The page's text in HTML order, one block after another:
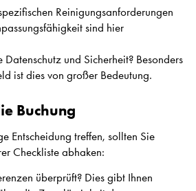
Reinigungsanforderungen
sind hier
und Sicherheit? Besonders
ist dies von großer Bedeutung.
Buchung
Entscheidung treffen, sollten Sie
Checkliste abhaken:
überprüft? Dies gibt Ihnen